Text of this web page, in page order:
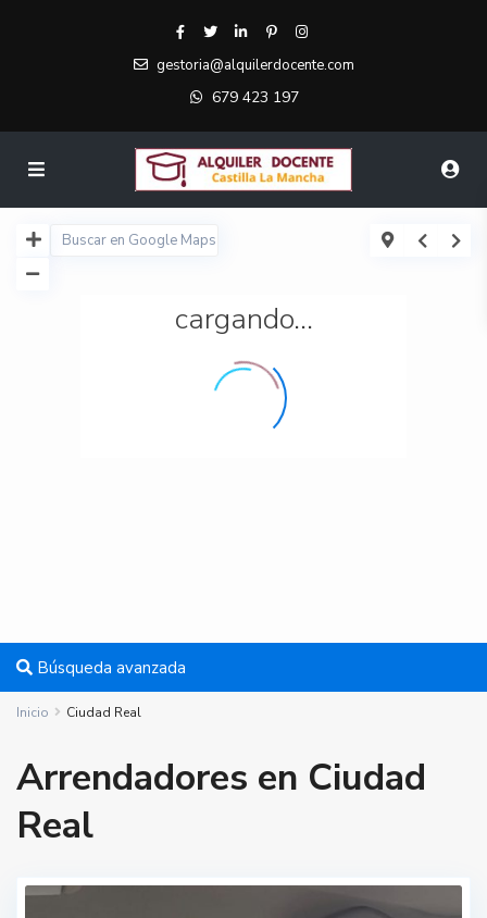
gestoria@alquilerdocente.com
679 423 197
cargando...
Búsqueda avanzada
Inicio Ciudad Real
Arrendadores en Ciudad
Real